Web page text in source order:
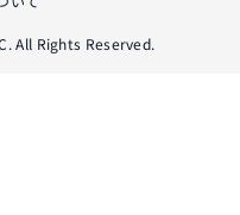
All Rights Reserved.